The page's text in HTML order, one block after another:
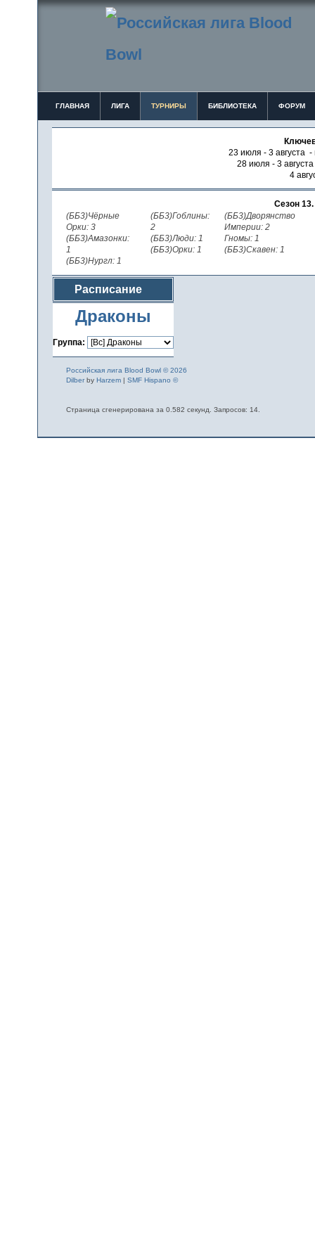
ГЛАВНАЯ ЛИГА ТУРНИРЫ БИБЛИОТЕКА ФОРУМ
23 июля - 3 августа -
28 июля - 3
4
Сезон 13.
(ББ3)Чёрные
Орки: 3
(ББ3)Амазонки:
1
(ББ3)Нургл: 1
(ББ3)Гоблины:
2
(ББ3)Люди: 1
(ББ3)Орки: 1
(ББ3)Дворянство
Империи: 2
Гномы: 1
(ББ3)Скавен: 1
Расписание
Драконы
Группа:
Российская лига Blood Bowl © 2026
Dilberby Harzem| SMF Hispano ©
Страница сгенерирована за 0.582 секунд. Запросов: 14.